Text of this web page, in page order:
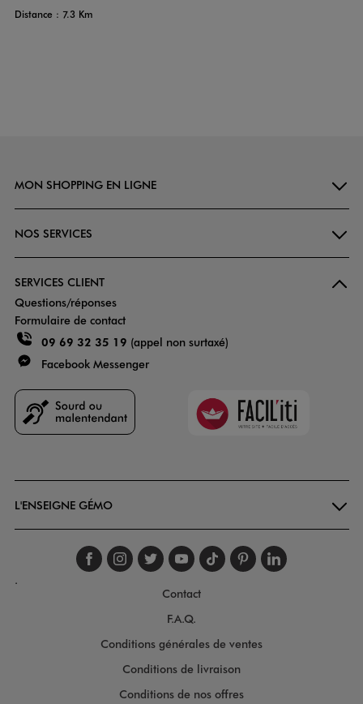
Distance : 7.3 Km
MON SHOPPING EN LIGNE
NOS SERVICES
SERVICES CLIENT
Questions/réponses
Formulaire de contact
09 69 32 35 19 (appel non surtaxé)
Facebook Messenger
Faciliti
L'ENSEIGNE GÉMO
Suivez-nous sur
Suivez-nous sur
Suivez-nous sur
Suivez-nous
Suivez-nous
Suivez-
.
Contact
F.A.Q.
Conditions générales de ventes
Conditions de livraison
Conditions de nos offres